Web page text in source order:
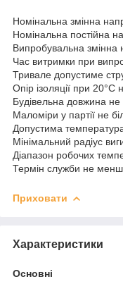
Номінальна змінна
Номінальна постійна
Випробувальна змінна
Час витримки при
Тривале допустиме
Опір ізоляції при
Будівельна довжина
Маломіри у партії не
Допустима
Мінімальний радіус
Діапазон робочих
Термін служби не
Приховати
Характеристики
Основні